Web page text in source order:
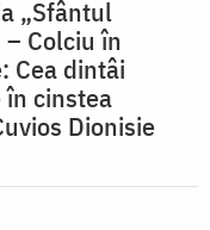
„Sfântul
– Colciu în
Cea dintâi
cinstea
Dionisie